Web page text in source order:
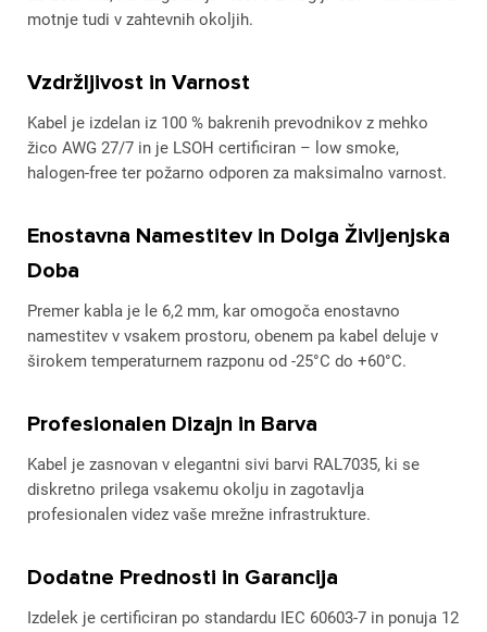
motnje tudi v zahtevnih okoljih.
Vzdržljivost in Varnost
Kabel je izdelan iz 100 % bakrenih prevodnikov z mehko
žico AWG 27/7 in je LSOH certificiran – low smoke,
halogen-free ter požarno odporen za maksimalno varnost.
Enostavna Namestitev in Dolga Življenjska
Doba
Premer kabla je le 6,2 mm, kar omogoča enostavno
namestitev v vsakem prostoru, obenem pa kabel deluje v
širokem temperaturnem razponu od -25°C do +60°C.
Profesionalen Dizajn in Barva
Kabel je zasnovan v elegantni sivi barvi RAL7035, ki se
diskretno prilega vsakemu okolju in zagotavlja
profesionalen videz vaše mrežne infrastrukture.
Dodatne Prednosti in Garancija
Izdelek je certificiran po standardu IEC 60603-7 in ponuja 12